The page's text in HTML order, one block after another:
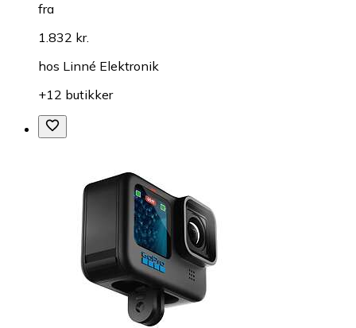
fra
1.832 kr.
hos Linné Elektronik
+12 butikker